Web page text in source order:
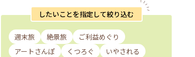
したいことを指定して絞り込む
週末旅 絶景旅
ご利益めぐり
アートさんぽ
くつろぐ
いやされる